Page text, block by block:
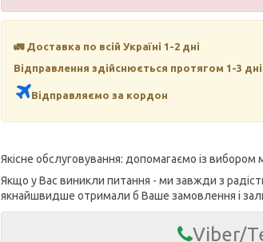
🚛 Доставка по всій Україні 1-2 дні
Відправлення здійснюється протягом 1-3
Відправляємо за кордон
Якісне обслуговування: допомагаємо із вибором
Якщо у Вас виникли питання - ми завжди з
якнайшвидше отримали б Ваше замовлення і
Viber/